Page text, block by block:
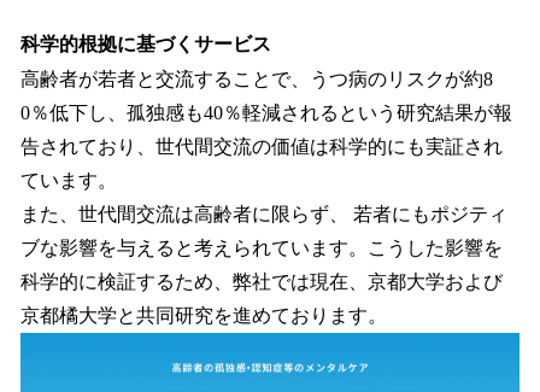
科学的根拠に基づくサービス
高齢者が若者と交流することで、うつ病のリスクが約8
0％低下し、孤独感も40％軽減されるという研究結果が報
告されており、世代間交流の価値は科学的にも実証され
ています。
また、世代間交流は高齢者に限らず、 若者にもポジティ
ブな影響を与えると考えられています。こうした影響を
科学的に検証するため、弊社では現在、京都大学および
京都橘大学と共同研究を進めております。